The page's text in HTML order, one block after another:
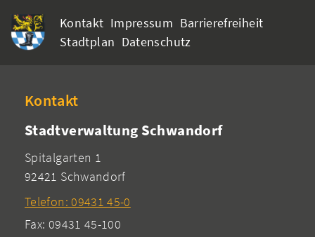
Kontakt Impressum Barrierefreiheit
Stadtplan Datenschutz
Kontakt
Stadtverwaltung Schwandorf
Spitalgarten 1
92421 Schwandorf
Telefon: 09431 45-0
Fax: 09431 45-100